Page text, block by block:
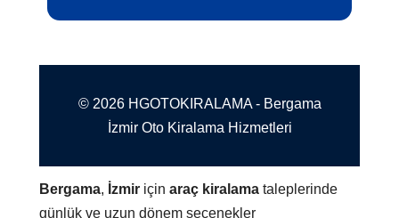
© 2026 HGOTOKIRALAMA - Bergama
İzmir Oto Kiralama Hizmetleri
Bergama, İzmir içinaraç kiralama taleplerinde
günlük ve uzun dönem seçenekler